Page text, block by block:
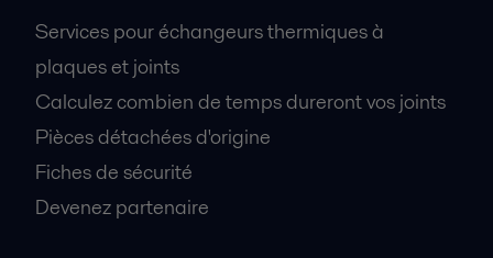
Services pour échangeurs thermiques à
plaques et joints
Calculez combien de temps dureront vos joints
Pièces détachées d'origine
Fiches de sécurité
Devenez partenaire